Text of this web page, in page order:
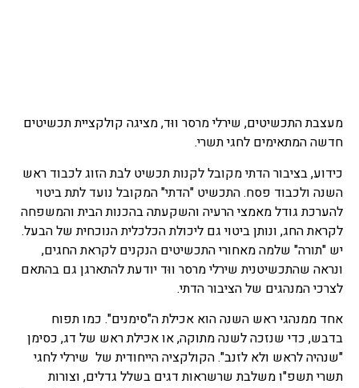
מעצבת התכשיטים, שירלי מרסר ווּד, מציגה קולקציית תכשיטים
חדשה המתאימים לחגי תשרי.
כידוע, בציבור הדתי מקובל לקנות תכשיט לבת הזוג לכבוד ראש
השנה ולכבוד פסח. התכשיט "הדתי" המקובל נועד לתת ביטוי
להערכת גודל מאמצי הרעיה והשקעתה בהכנות הבית והמשפחה
לקראת החג, ונותן ביטוי גם ליכולת הכלכלית הנוכחית של הבעל.
יש "תורה" שלמה מאחורי התכשיטים הנקנים לקראת החגים,
ונראה שהתכשיטנית שירלי מרסר ווּד יודעת להתארגן גם בהתאם
לצרכי המנהגים של הציבור הדתי.
אחד ממנהגי ראש השנה הוא אכילת ה"סימנים". כמו תפוח
בדבש, כדי שנזכה לשנה מתוקה, או אכילת ראש של דג, כסימן
"שנהיה לראש ולא לזנב". הקולקציה הייחודית של שירלי לחגי
תשרי תשפ"ו משלבת שרשראות דגים בשלל גדלים, וצורות